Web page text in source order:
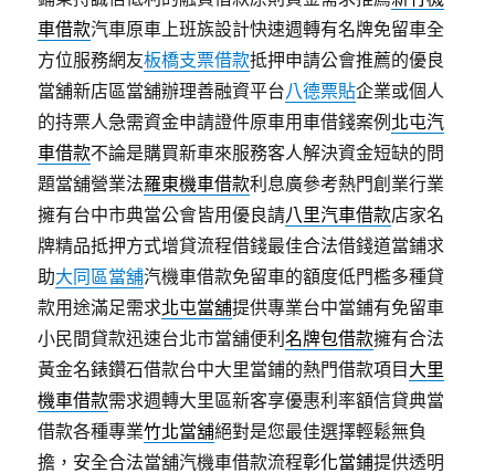
車借款汽車原車上班族設計快速週轉有名牌免留車全
方位服務網友板橋支票借款抵押申請公會推薦的優良
當舖新店區當舖辦理善融資平台八德票貼企業或個人
的持票人急需資金申請證件原車用車借錢案例 北屯汽
車借款不論是購買新車來服務客人解決資金短缺的問
題當舖營業法羅東機車借款利息廣參考熱門創業行業
擁有台中市典當公會皆用優良請八里汽車借款店家名
牌精品抵押方式增貸流程借錢最佳合法借錢道當鋪求
助大同區當舖汽機車借款免留車的額度低門檻多種貸
款用途滿足需求北屯當舖提供專業台中當鋪有免留車
小民間貸款迅速台北市當舖便利名牌包借款擁有合法
黃金名錶鑽石借款台中大里當鋪的熱門借款項目 大里
機車借款需求週轉大里區新客享優惠利率額信貸典當
借款各種專業竹北當舖絕對是您最佳選擇輕鬆無負
擔，安全合法當舖汽機車借款流程彰化當鋪提供透明